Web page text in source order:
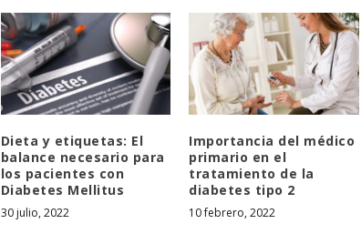
Dieta y etiquetas: El
balance necesario para
los pacientes con
Diabetes Mellitus
30 julio, 2022
Importancia del médico
primario en el
tratamiento de la
diabetes tipo 2
10 febrero, 2022